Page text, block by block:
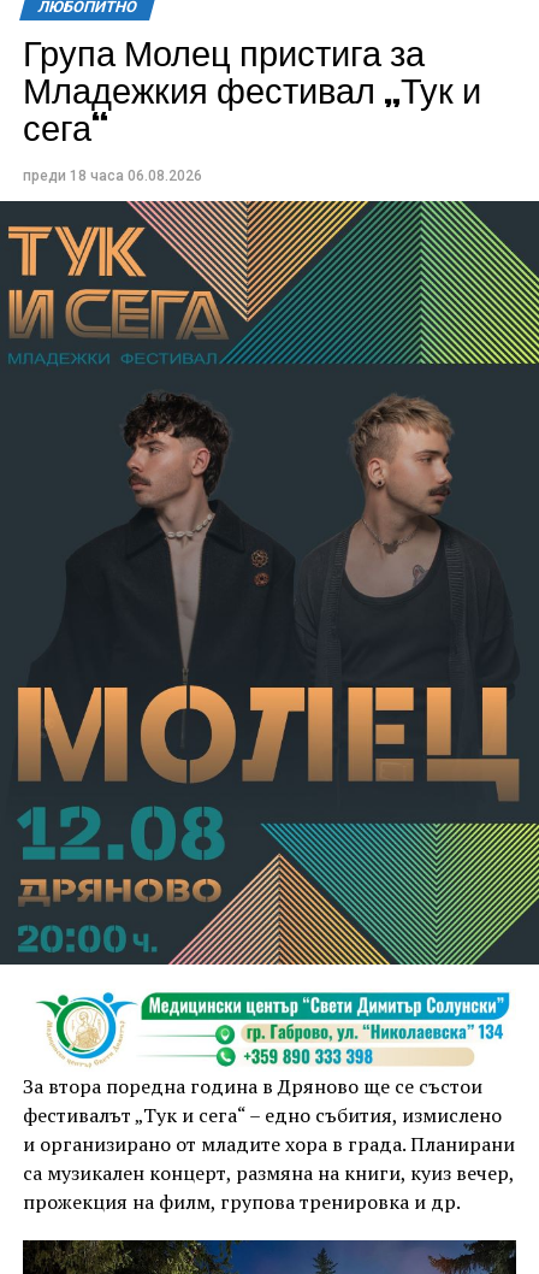
За извършеното престъпление 37-годишният бе
осъден с наложено наказание 1 година и 8 месеца
лишаване от свобода, чието изпълнение бб отложено
за срок от 4 години и 6 месеца.
Съучастникът му, с инициали А.Н. на 19 години, пък
бе признат за виновен за това, че причинил по
хулигански подбуди леки телесни повреди на В.А. –
разкъсно-контузни рани в теменно-тилната област и
в областта на носа, и охлузни рани, довели до
разстройство на здравето, неопасно за живота.
Престъплението бе класифицирано по чл.131 ал.1
т.12 пр.1, вр. чл.130 ал.1 от НК, като А.Н. е освободен
от наказателна отговорност и му е наложено
административно наказание по реда на чл.78а ал.1
от НК – глоба в размер на 306,77 евро.
С постановление на Районна прокуратура-Габрово
В.А. е бил задържан за срок до 72 часа, а с
определение на Районен съд-Габрово спрямо него е
взета мярка за неотклонение „домашен арест“.
Съдебният акт е окончателен.
ЛЮБОПИТНО
Група Молец пристига за
Младежкия фестивал „Тук и
сега“
преди 18 часа 06.08.2026
За втора поредна година в Дряново ще се състои
фестивалът „Тук и сега“ – едно събития, измислено
и организирано от младите хора в града. Планирани
са музикален концерт, размяна на книги, куиз вечер,
прожекция на филм, групова тренировка и др.